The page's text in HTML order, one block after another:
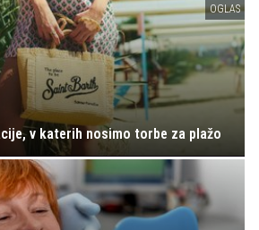
OGLAS
v katerih nosimo torbe za plažo